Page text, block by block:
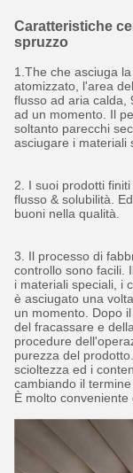
Caratteristiche
spruzzo
1.The che asciuga
atomizzato, l'area
flusso ad aria calda,
ad un momento. Il
soltanto parecchi
asciugare i materiali
2. I suoi prodotti
flusso & solubilità.
buoni nella qualità.
3. Il processo di
controllo sono facili.
i materiali speciali, i
è asciugato una
un momento. Dopo
del fracassare e
procedure
purezza del
scioltezza ed i
cambiando il
È molto